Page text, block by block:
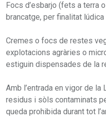
Focs d’esbarjo (fets a terra
brancatge, per finalitat
Cremes o focs de restes
explotacions agràries o
estiguin dispensades de la
Amb l’entrada en vigor de la
residus i sòls contaminats
queda prohibida durant tot